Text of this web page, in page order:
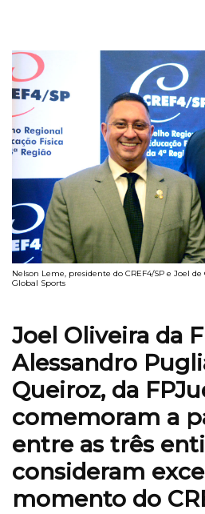
Nelson Leme, presidente do CREF4/SP e Joel
Global Sports
Joel Oliveira da
Alessandro
Queiroz, da
comemoram a
entre as três
consideram
momento do